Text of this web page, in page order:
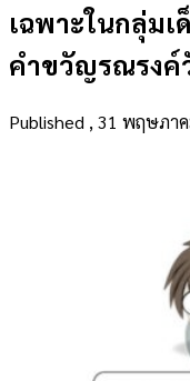
เฉพาะในกลุ่ม
คำขวัญรณรงค์
Published , 31 พฤษภา